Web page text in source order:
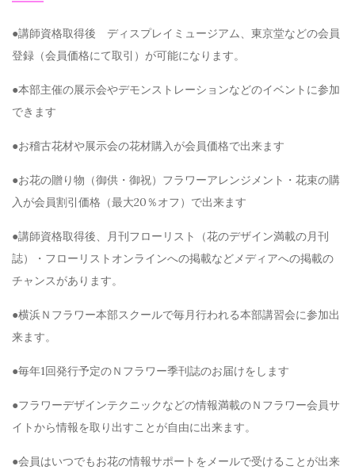
●講師資格取得後 ディスプレイミュージアム、東京堂などの会員
登録（会員価格にて取引）が可能になります。
●本部主催の展示会やデモンストレーションなどのイベントに参加
できます
●お稽古花材や展示会の花材購入が会員価格で出来ます
●お花の贈り物（御供・御祝）フラワーアレンジメント・花束の購
入が会員割引価格（最大20％オフ）で出来ます
●講師資格取得後、月刊フローリスト（花のデザイン満載の月刊
誌）・フローリストオンラインへの掲載などメディアへの掲載の
チャンスがあります。
●横浜Ｎフラワー本部スクールで毎月行われる本部講習会に参加出
来ます。
●毎年1回発行予定のＮフラワー季刊誌のお届けをします
●フラワーデザインテクニックなどの情報満載のＮフラワー会員サ
イトから情報を取り出すことが自由に出来ます。
●会員はいつでもお花の情報サポートをメールで受けることが出来